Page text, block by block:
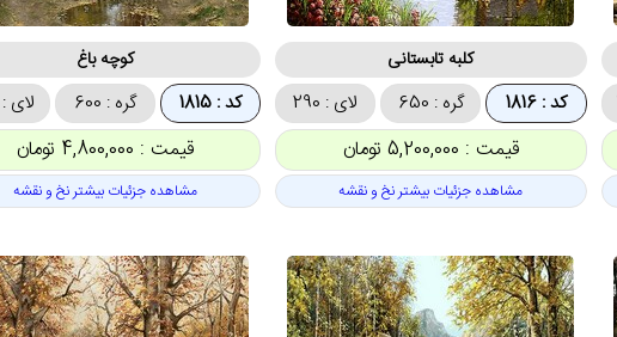
کلبه تابستانی
کد : 1816 گره : 650 لای : 290
قیمت : 5,200,000 تومان
مشاهده جزئیات بیشتر نخ و نقشه
کوچه باغ
کد : 1815 گره : 600 لای :
قیمت : 4,800,000 تومان
مشاهده جزئیات بیشتر نخ و نقشه